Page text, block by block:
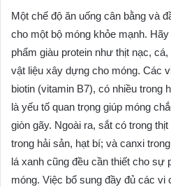
Một chế độ ăn uống cân bằng và
cho một bộ móng khỏe mạnh.
phẩm giàu protein như thịt nạc,
vật liệu xây dựng cho móng. Các
biotin (vitamin B7), có nhiều trong
là yếu tố quan trọng giúp móng
giòn gãy. Ngoài ra, sắt có trong
trong hải sản, hạt bí; và canxi
lá xanh cũng đều cần thiết cho sự
móng. Việc bổ sung đầy đủ các vi